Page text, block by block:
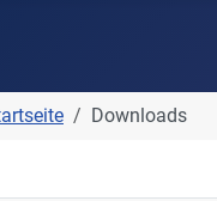
Downloads